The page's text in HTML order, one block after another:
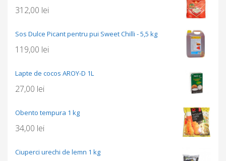
312,00 lei
Sos Dulce Picant pentru pui Sweet Chilli - 5,5 kg
119,00 lei
Lapte de cocos AROY-D 1L
27,00 lei
Obento tempura 1 kg
34,00 lei
Ciuperci urechi de lemn 1 kg